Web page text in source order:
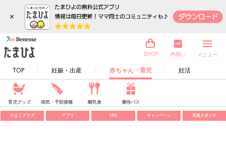
×
TOP 妊娠・出産 赤ちゃん・育児 妊活
SHOP 内祝い メニュー
育児グッズ 病気・予防接種 離乳食 優待パス
ひよこクラブ アプリ SNS キャンペーン 写真スタジオ